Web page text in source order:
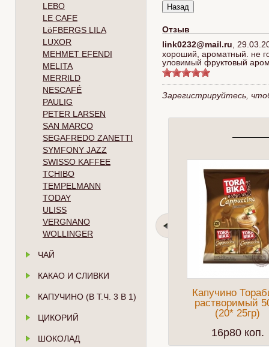
LEBO
LE CAFE
LöFBERGS LILA
LUXOR
MEHMET EFENDI
MELITA
MERRILD
NESCAFÉ
PAULIG
PETER LARSEN
SAN MARCO
SEGAFREDO ZANETTI
SYMFONY JAZZ
SWISSO KAFFEE
TCHIBO
TEMPELMANN
TODAY
ULISS
VERGNANO
WOLLINGER
ЧАЙ
КАКАО И СЛИВКИ
КАПУЧИНО (В Т.Ч. 3 В 1)
ЦИКОРИЙ
ШОКОЛАД
Отзыв
link0232@mail.ru
хороший, ароматный. не
уловимый фруктовый
Зарегистрируйтесь,
Капучино
растворимый
(20* 25гр)
16p80 коп.